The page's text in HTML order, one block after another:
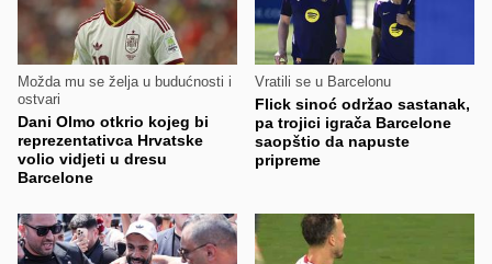
Možda mu se želja u budućnosti i
ostvari
Dani Olmo otkrio kojeg bi
reprezentativca Hrvatske
volio vidjeti u dresu
Barcelone
Vratili se u Barcelonu
Flick sinoć održao sastanak,
pa trojici igrača Barcelone
saopštio da napuste
pripreme